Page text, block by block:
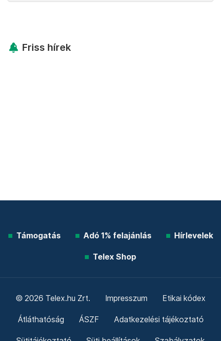
Friss hírek
Támogatás Adó 1% felajánlás Hírlevelek
Telex Shop
© 2026 Telex.hu Zrt. Impresszum Etikai kódex
Átláthatóság ÁSZF Adatkezelési tájékoztató